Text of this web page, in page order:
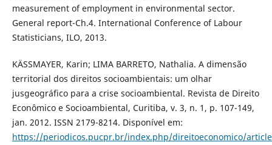
measurement of employment in environmental sector.
General report-Ch.4. International Conference of Labour
Statisticians, ILO, 2013.
KÄSSMAYER, Karin; LIMA BARRETO, Nathalia. A dimensão
territorial dos direitos socioambientais: um olhar
jusgeográfico para a crise socioambiental. Revista de Direito
Econômico e Socioambiental, Curitiba, v. 3, n. 1, p. 107-149,
jan. 2012. ISSN 2179-8214. Disponível em:
https://periodicos.pucpr.br/index.php/direitoeconomico/